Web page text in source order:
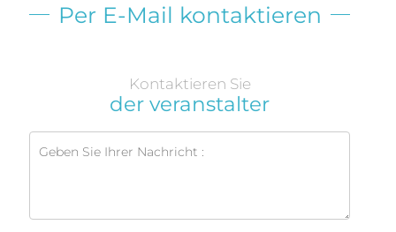
Per E-Mail kontaktieren
Kontaktieren Sie
der veranstalter